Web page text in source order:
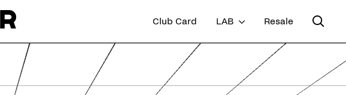
Club Card LAB Resale